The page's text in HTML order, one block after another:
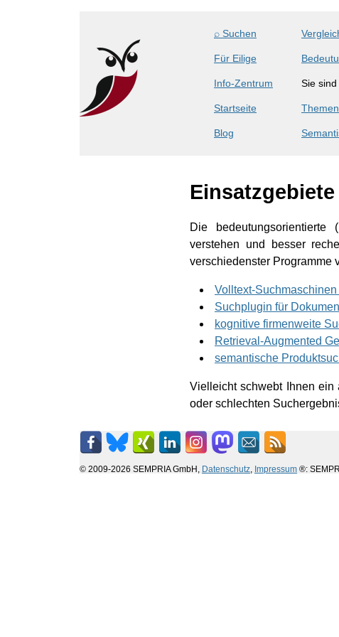
⌕ Suchen
Für Eilige
Info-Zentrum
Startseite
Blog
Sie
Die bedeutungsorientierte
verstehen und besser
verschiedenster Programme
Volltext-
Suchplugin für
kognitive firmenweite
Retrieval-Augmented
semantische
Vielleicht schwebt Ihnen ein
oder schlechten
© 2009-2026 SEMPRIA GmbH, Datenschutz Impressum ®: